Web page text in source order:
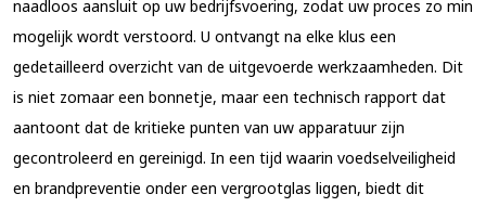
naadloos aansluit op uw bedrijfsvoering, zodat uw proces zo min
mogelijk wordt verstoord. U ontvangt na elke klus een
gedetailleerd overzicht van de uitgevoerde werkzaamheden. Dit
is niet zomaar een bonnetje, maar een technisch rapport dat
aantoont dat de kritieke punten van uw apparatuur zijn
gecontroleerd en gereinigd. In een tijd waarin voedselveiligheid
en brandpreventie onder een vergrootglas liggen, biedt dit